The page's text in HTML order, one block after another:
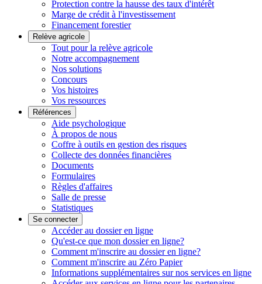
Protection contre la hausse des taux d'intérêt
Marge de crédit à l'investissement
Financement forestier
Relève agricole
Tout pour la relève agricole
Notre accompagnement
Nos solutions
Concours
Vos histoires
Vos ressources
Références
Aide psychologique
À propos de nous
Coffre à outils en gestion des risques
Collecte des données financières
Documents
Formulaires
Règles d'affaires
Salle de presse
Statistiques
Se connecter
Accéder au dossier en ligne
Qu'est-ce que mon dossier en ligne?
Comment m'inscrire au dossier en ligne?
Comment m'inscrire au Zéro Papier
Informations supplémentaires sur nos services en ligne